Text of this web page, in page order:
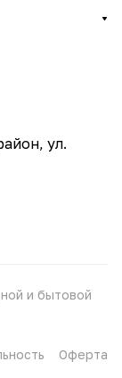
ул.
и бытовой
Оферта